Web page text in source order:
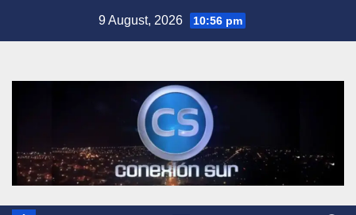
9 August, 2026 10:56 pm